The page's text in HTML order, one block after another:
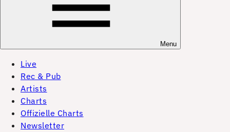
Menu
Live
Rec & Pub
Artists
Charts
Offizielle Charts
Newsletter